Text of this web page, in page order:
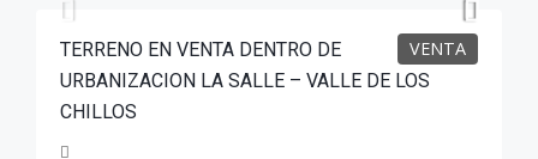
VENTA
TERRENO EN VENTA DENTRO DE
URBANIZACION LA SALLE – VALLE DE LOS
CHILLOS